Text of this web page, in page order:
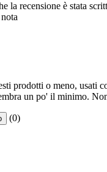
recensione è stata
prodotti o meno, usati
un po' il minimo.
(0)